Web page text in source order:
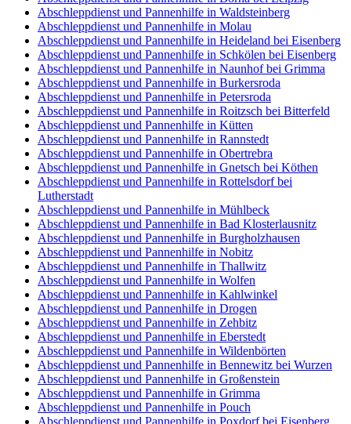
Abschleppdienst und Pannenhilfe in Waldsteinberg
Abschleppdienst und Pannenhilfe in Molau
Abschleppdienst und Pannenhilfe in Heideland bei Eisenberg
Abschleppdienst und Pannenhilfe in Schkölen bei Eisenberg
Abschleppdienst und Pannenhilfe in Naunhof bei Grimma
Abschleppdienst und Pannenhilfe in Burkersroda
Abschleppdienst und Pannenhilfe in Petersroda
Abschleppdienst und Pannenhilfe in Roitzsch bei Bitterfeld
Abschleppdienst und Pannenhilfe in Kütten
Abschleppdienst und Pannenhilfe in Rannstedt
Abschleppdienst und Pannenhilfe in Obertrebra
Abschleppdienst und Pannenhilfe in Gnetsch bei Köthen
Abschleppdienst und Pannenhilfe in Rottelsdorf bei
Lutherstadt
Abschleppdienst und Pannenhilfe in Mühlbeck
Abschleppdienst und Pannenhilfe in Bad Klosterlausnitz
Abschleppdienst und Pannenhilfe in Burgholzhausen
Abschleppdienst und Pannenhilfe in Nobitz
Abschleppdienst und Pannenhilfe in Thallwitz
Abschleppdienst und Pannenhilfe in Wolfen
Abschleppdienst und Pannenhilfe in Kahlwinkel
Abschleppdienst und Pannenhilfe in Drogen
Abschleppdienst und Pannenhilfe in Zehbitz
Abschleppdienst und Pannenhilfe in Eberstedt
Abschleppdienst und Pannenhilfe in Wildenbörten
Abschleppdienst und Pannenhilfe in Bennewitz bei Wurzen
Abschleppdienst und Pannenhilfe in Großenstein
Abschleppdienst und Pannenhilfe in Grimma
Abschleppdienst und Pannenhilfe in Pouch